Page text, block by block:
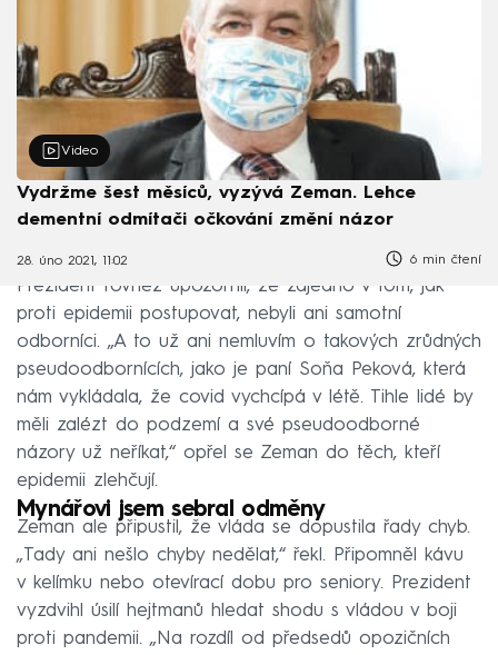
Video
Vydržme šest měsíců, vyzývá Zeman. Lehce
dementní odmítači očkování změní názor
28. úno 2021, 11:02 6 min čtení
Prezident rovněž upozornil, že zajedno v tom, jak
proti epidemii postupovat, nebyli ani samotní
odborníci. „A to už ani nemluvím o takových zrůdných
pseudoodbornících, jako je paní Soňa Peková, která
nám vykládala, že covid vychcípá v létě. Tihle lidé by
měli zalézt do podzemí a své pseudoodborné
názory už neříkat,“ opřel se Zeman do těch, kteří
epidemii zlehčují.
Mynářovi jsem sebral odměny
Zeman ale připustil, že vláda se dopustila řady chyb.
„Tady ani nešlo chyby nedělat,“ řekl. Připomněl kávu
v kelímku nebo otevírací dobu pro seniory. Prezident
vyzdvihl úsilí hejtmanů hledat shodu s vládou v boji
proti pandemii. „Na rozdíl od předsedů opozičních